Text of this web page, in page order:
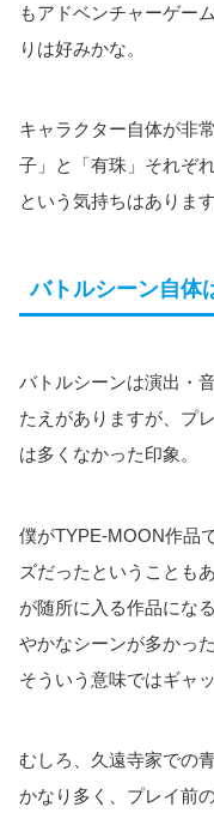
もアドベンチャーゲー
りは好みかな。
キャラクター自体が非
子」と「有珠」それぞ
という気持ちはあります
バトルシーン自体
バトルシーンは演出・
たえがありますが、プ
は多くなかった印象。
僕がTYPE-MOON作品
ズだったということも
が随所に入る作品にな
やかなシーンが多かっ
そういう意味ではギャ
むしろ、久遠寺家での
かなり多く、プレイ前